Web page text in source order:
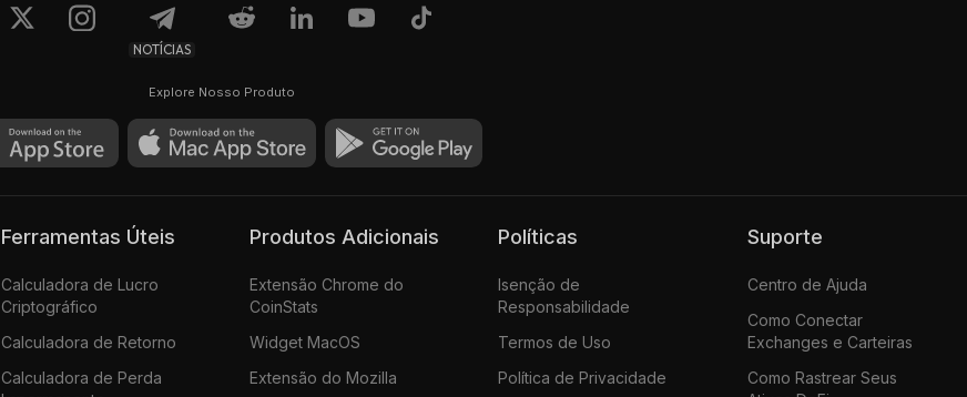
NOTÍCIAS
Explore Nosso Produto
Ferramentas Úteis
Calculadora de Lucro
Criptográfico
Calculadora de Retorno
Calculadora de Perda
Produtos Adicionais
Extensão Chrome do
CoinStats
Widget MacOS
Extensão do Mozilla
Políticas
Isenção de
Responsabilidade
Termos de Uso
Política de Privacidade
Suporte
Centro de Ajuda
Como Conectar
Exchanges e Carteiras
Como Rastrear Seus